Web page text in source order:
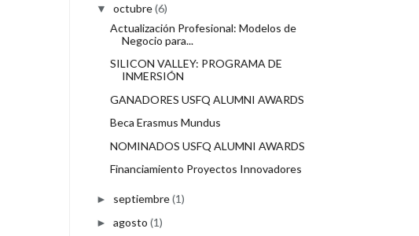
▼ octubre(6)
Actualización Profesional: Modelos de
Negocio para...
SILICON VALLEY: PROGRAMA DE
INMERSIÓN
GANADORES USFQ ALUMNI AWARDS
Beca Erasmus Mundus
NOMINADOS USFQ ALUMNI AWARDS
Financiamiento Proyectos Innovadores
► septiembre(1)
► agosto (1)